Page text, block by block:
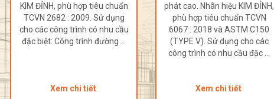
KIM ĐỈNH, phù hợp tiêu chuẩn
TCVN 2682 : 2009. Sử dụng
cho các công trình có nhu cầu
đặc biệt: Công trình đường ...
Xem chi tiết
phát cao. Nhãn hiệu KIM ĐỈNH,
phù hợp tiêu chuẩn TCVN
6067 : 2018 và ASTM C150
(TYPE V). Sử dụng cho các
công trình có nhu cầu đặc ...
Xem chi tiết